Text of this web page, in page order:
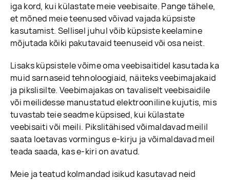
iga kord, kui külastate meie veebisaite. Pange tähele,
et mõned meie teenused võivad vajada küpsiste
kasutamist. Sellisel juhul võib küpsiste keelamine
mõjutada kõiki pakutavaid teenuseid või osa neist.
Lisaks küpsistele võime oma veebisaitidel kasutada ka
muid sarnaseid tehnoloogiaid, näiteks veebimajakaid
ja pikslisilte. Veebimajakas on tavaliselt veebisaidile
või meilidesse manustatud elektrooniline kujutis, mis
tuvastab teie seadme küpsised, kui külastate
veebisaiti või meili. Pikslitähised võimaldavad meilil
saata loetavas vormingus e-kirju ja võimaldavad meil
teada saada, kas e-kiri on avatud.
Meie ja teatud kolmandad isikud kasutavad neid